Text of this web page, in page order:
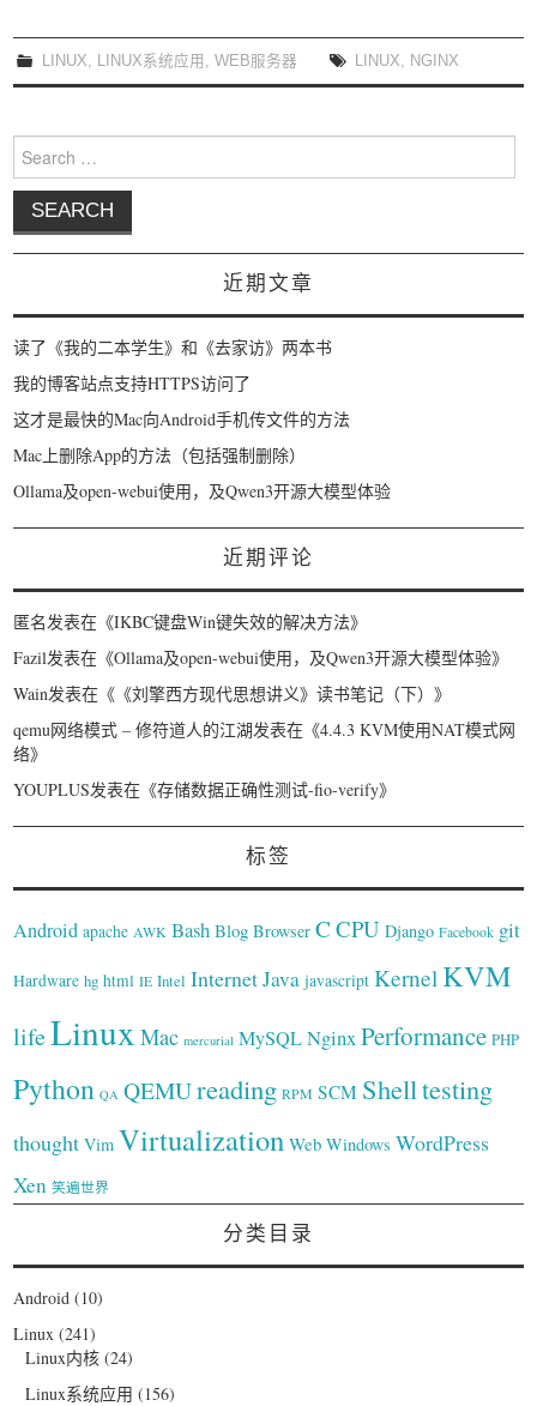
LINUX, LINUX系统应用 ,WEB服务器 LINUX, NGINX
Search for:
近期文章
读了《我的二本学生》和《去家访》两本书
我的博客站点支持HTTPS访问了
这才是最快的Mac向Android手机传文件的方法
Mac上删除App的方法（包括强制删除）
Ollama及open-webui使用，及Qwen3开源大模型体验
近期评论
匿名发表在《IKBC键盘Win键失效的解决方法》
Fazil发表在《Ollama及open-webui使用，及Qwen3开源大模型体验》
Wain发表在《 《刘擎西方现代思想讲义》读书笔记（下）》
qemu网络模式 – 修符道人的江湖发表在《4.4.3 KVM使用NAT模式网
络》
YOUPLUS发表在《存储数据正确性测试-fio-verify》
标签
Android apache AWK Bash Blog Browser C CPU Django Facebook git
Hardware hg html IE Intel InternetJava javascript Kernel KVM
lifeLinux Mac mercurial MySQLNginxPerformance PHP
Python QA QEMUreading RPM SCM Shelltesting
thought Vim Virtualization Web Windows WordPress
Xen 笑遍世界
分类目录
Android (10)
Linux (241)
Linux内核 (24)
Linux系统应用 (156)